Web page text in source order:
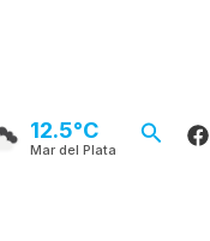
12.5°C
Mar del Plata
Buscar